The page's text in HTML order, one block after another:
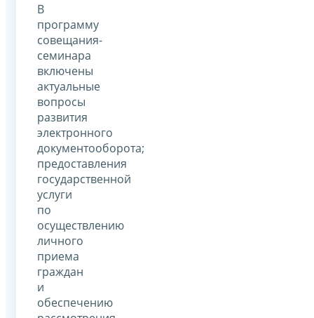
В
программу
совещания-
семинара
включены
актуальные
вопросы
развития
электронного
документооборота;
предоставления
государственной
услуги
по
осуществлению
личного
приема
граждан
и
обеспечению